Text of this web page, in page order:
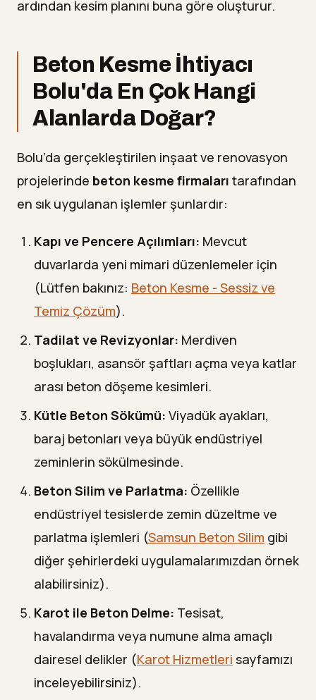
ardından kesim planını buna göre oluşturur.
Beton Kesme İhtiyacı
Bolu'da En Çok Hangi
Alanlarda Doğar?
Bolu’da gerçekleştirilen inşaat ve renovasyon
projelerinde beton kesme firmaları tarafından
en sık uygulanan işlemler şunlardır:
Kapı ve Pencere Açılımları: Mevcut
duvarlarda yeni mimari düzenlemeler için
(Lütfen bakınız: Beton Kesme - Sessiz ve
Temiz Çözüm).
Tadilat ve Revizyonlar: Merdiven
boşlukları, asansör şaftları açma veya katlar
arası beton döşeme kesimleri.
Kütle Beton Sökümü: Viyadük ayakları,
baraj betonları veya büyük endüstriyel
zeminlerin sökülmesinde.
Beton Silim ve Parlatma: Özellikle
endüstriyel tesislerde zemin düzeltme ve
parlatma işlemleri (Samsun Beton Silim gibi
diğer şehirlerdeki uygulamalarımızdan örnek
alabilirsiniz).
Karot ile Beton Delme: Tesisat,
havalandırma veya numune alma amaçlı
dairesel delikler (Karot Hizmetleri sayfamızı
inceleyebilirsiniz).